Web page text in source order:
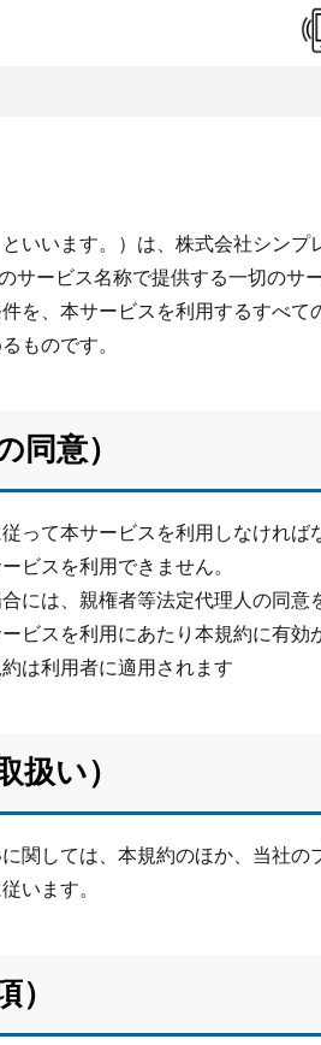
いいます。）は、株式会社シン
サービス名称で提供する一切のサ
を、本サービスを利用するすべて
ものです。
同意）
って本サービスを利用しなければ
ビスを利用できません。
には、親権者等法定代理人の同意
ビスを利用にあたり本規約に有効
は利用者に適用されます
扱い）
関しては、本規約のほか、当社の
います。
）